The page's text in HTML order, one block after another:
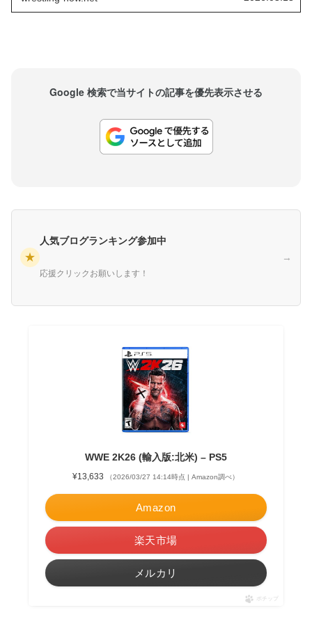
コーディ・ローデスを倒して統一WWE王座を獲
Google 検索で当サイトの記事を優先表示させる
★
人気ブログランキング参加中
応援クリックお願いします！
→
WWE 2K26 (輸入版:北米) – PS5
¥13,633 （2026/03/27 14:14時点 | Amazon調べ）
Amazon
楽天市場
メルカリ
ポチップ